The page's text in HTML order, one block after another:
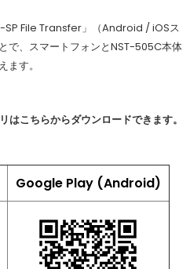
SP File Transfer」（Android / iOSス
で、スマートフォンとNST-505C本体
す。
こちらからダウンロードできます。
Google Play (Android)